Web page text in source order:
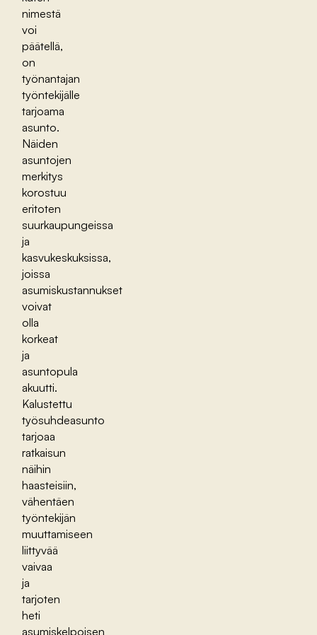
nimestä
voi
päätellä,
on
työnantajan
työntekijälle
tarjoama
asunto.
Näiden
asuntojen
merkitys
korostuu
eritoten
suurkaupungeissa
ja
kasvukeskuksissa,
joissa
asumiskustannukset
voivat
olla
korkeat
ja
asuntopula
akuutti.
Kalustettu
työsuhdeasunto
tarjoaa
ratkaisun
näihin
haasteisiin,
vähentäen
työntekijän
muuttamiseen
liittyvää
vaivaa
ja
tarjoten
heti
asumiskelpoisen